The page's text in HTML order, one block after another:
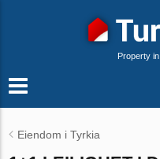
Property
Eiendom i Tyrkia